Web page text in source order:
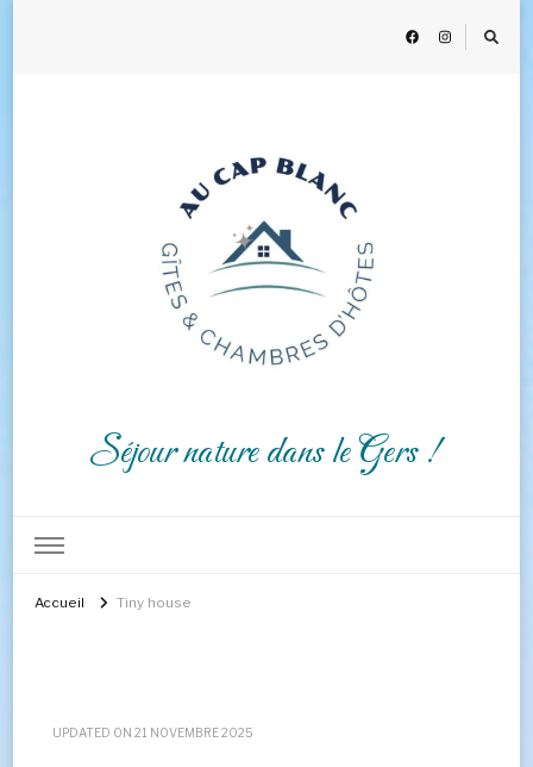
Séjour nature dans le Gers !
Accueil Tiny house
UPDATED ON 21 NOVEMBRE 2025